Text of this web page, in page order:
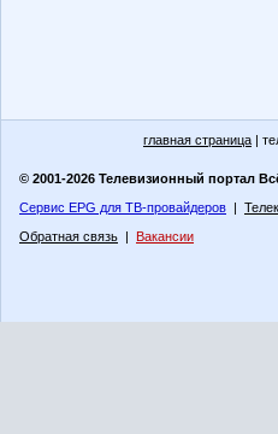
главная страница |
© 2001-2026 Телевизионный портал
Сервис EPG для ТВ-провайдеров |
Обратная связь | Вакансии